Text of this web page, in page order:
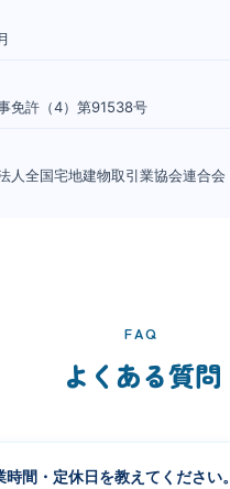
免許（4）第91538号
人全国宅地建物取引業協会連合会
FAQ
よくある質問
時間・定休日を教えてください。